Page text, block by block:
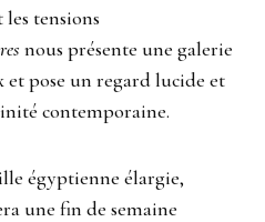
tensions
nous présente une galerie
et pose un regard lucide et
contemporaine.
égyptienne élargie,
une fin de semaine